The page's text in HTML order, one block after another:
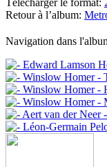
Retour à l’album:
Navigation dans